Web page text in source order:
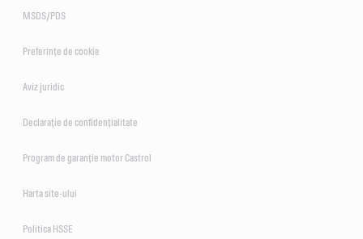
MSDS/PDS
Preferințe de cookie
Aviz juridic
Declarație de confidențialitate
Program de garanție motor Castrol
Harta site-ului
Politica HSSE